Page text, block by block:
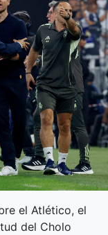
el Atlético, el
del Cholo